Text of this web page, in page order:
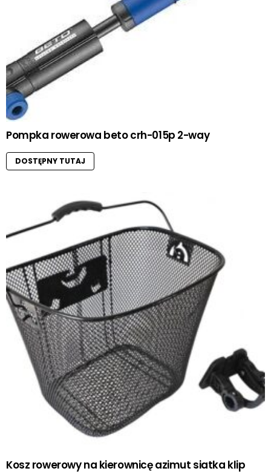
Pompka rowerowa beto crh-015p 2-way
DOSTĘPNY TUTAJ
Kosz rowerowy na kierownicę azimut siatka klip